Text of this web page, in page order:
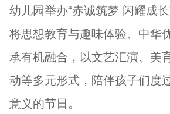
幼儿园举办“赤诚筑梦 闪耀成长
将思想教育与趣味体验、中华
承有机融合，以文艺汇演、美
动等多元形式，陪伴孩子们度
意义的节日。